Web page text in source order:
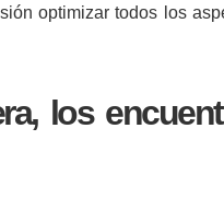
optimizar todos los
los